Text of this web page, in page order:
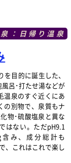
：日帰り温泉
目的に誕生した、
呂･打たせ湯などが
温泉のすぐ近くにあ
の別物で、泉質もナ
物･硫酸塩泉と異な
はない。ただpH9.1
み、成分総計も
、これはこれで楽し